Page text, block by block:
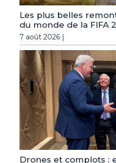
Les plus belles
du monde de la FIFA
7 août 2026 |
Drones et complots :